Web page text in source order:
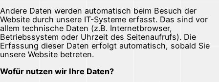
Andere Daten werden automatisch beim Besuch der
Website durch unsere IT-Systeme erfasst. Das sind vor
allem technische Daten (z.B. Internetbrowser,
Betriebssystem oder Uhrzeit des Seitenaufrufs). Die
Erfassung dieser Daten erfolgt automatisch, sobald Sie
unsere Website betreten.
Wofür nutzen wir Ihre Daten?